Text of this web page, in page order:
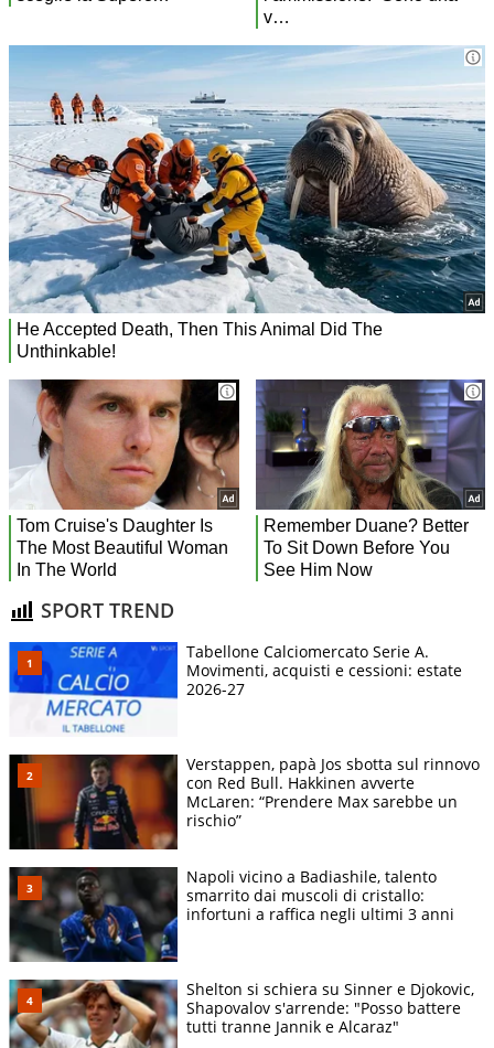
SPORT TREND
Tabellone Calciomercato Serie A.
Movimenti, acquisti e cessioni: estate
2026-27
Verstappen, papà Jos sbotta sul rinnovo
con Red Bull. Hakkinen avverte
McLaren: “Prendere Max sarebbe un
rischio”
Napoli vicino a Badiashile, talento
smarrito dai muscoli di cristallo:
infortuni a raffica negli ultimi 3 anni
Shelton si schiera su Sinner e Djokovic,
Shapovalov s'arrende: "Posso battere
tutti tranne Jannik e Alcaraz"